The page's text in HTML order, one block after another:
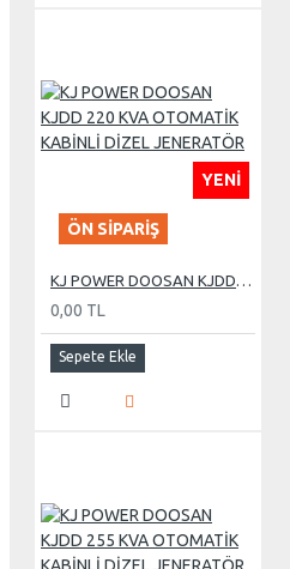
YENI
ÖN SIPARIŞ
KJ POWER DOOSAN KJDD 220 KVA OTOMATİK KABİNLİ DİZEL JENERATÖR
0,00 TL
Sepete Ekle